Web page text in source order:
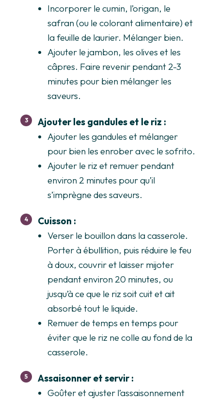
Incorporer le cumin, l’origan, le
safran (ou le colorant alimentaire) et
la feuille de laurier. Mélanger bien.
Ajouter le jambon, les olives et les
câpres. Faire revenir pendant 2-3
minutes pour bien mélanger les
saveurs.
Ajouter les gandules et le riz :
Ajouter les gandules et mélanger
pour bien les enrober avec le sofrito.
Ajouter le riz et remuer pendant
environ 2 minutes pour qu’il
s’imprègne des saveurs.
Cuisson :
Verser le bouillon dans la casserole.
Porter à ébullition, puis réduire le feu
à doux, couvrir et laisser mijoter
pendant environ 20 minutes, ou
jusqu’à ce que le riz soit cuit et ait
absorbé tout le liquide.
Remuer de temps en temps pour
éviter que le riz ne colle au fond de la
casserole.
Assaisonner et servir :
Goûter et ajuster l’assaisonnement